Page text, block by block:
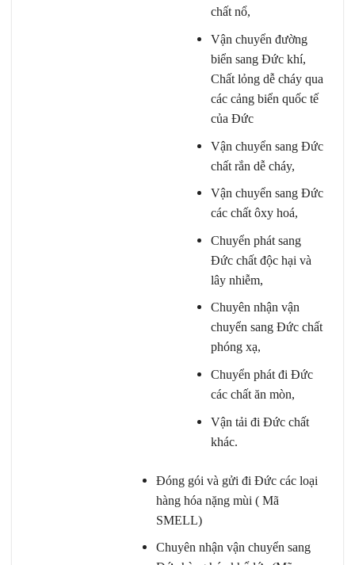
chất nổ,
Vận chuyển đường
biển sang Đức khí,
Chất lỏng dễ cháy qua
các cảng biển quốc tế
của Đức
Vận chuyển sang Đức
chất rắn dễ cháy,
Vận chuyển sang Đức
các chất ôxy hoá,
Chuyển phát sang
Đức chất độc hại và
lây nhiễm,
Chuyên nhận vận
chuyển sang Đức chất
phóng xạ,
Chuyển phát đi Đức
các chất ăn mòn,
Vận tải đi Đức chất
khác.
Đóng gói và gửi đi Đức các loại
hàng hóa nặng mùi ( Mã
SMELL)
Chuyên nhận vận chuyển sang